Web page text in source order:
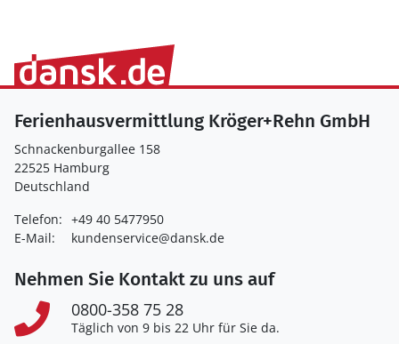
Ferienhausvermittlung Kröger+Rehn GmbH
Schnackenburgallee 158
22525 Hamburg
Deutschland
Telefon: +49 40 5477950
E-Mail:
kundenservice@dansk.de
Nehmen Sie Kontakt zu uns auf
0800-358 75 28
Täglich von 9 bis 22 Uhr für Sie da.